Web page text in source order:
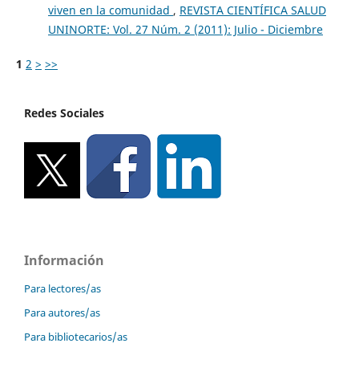
viven en la comunidad , REVISTA CIENTÍFICA SALUD
UNINORTE: Vol. 27 Núm. 2 (2011): Julio - Diciembre
1 2 > >>
Redes Sociales
Información
Para lectores/as
Para autores/as
Para bibliotecarios/as